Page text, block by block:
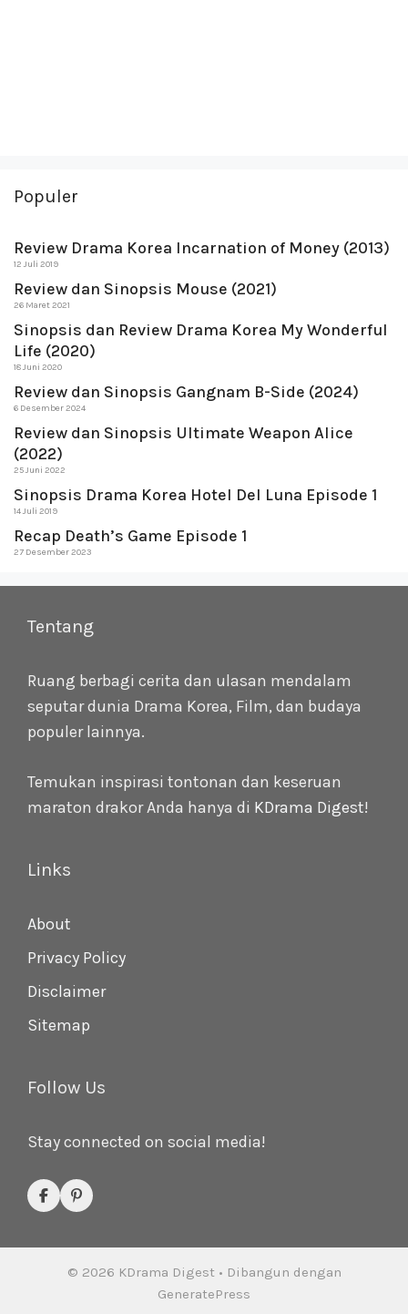
Populer
Review Drama Korea Incarnation of Money (2013)
12 Juli 2019
Review dan Sinopsis Mouse (2021)
26 Maret 2021
Sinopsis dan Review Drama Korea My Wonderful
Life (2020)
18 Juni 2020
Review dan Sinopsis Gangnam B-Side (2024)
6 Desember 2024
Review dan Sinopsis Ultimate Weapon Alice
(2022)
25 Juni 2022
Sinopsis Drama Korea Hotel Del Luna Episode 1
14 Juli 2019
Recap Death’s Game Episode 1
27 Desember 2023
Tentang
Ruang berbagi cerita dan ulasan mendalam
seputar dunia Drama Korea, Film, dan budaya
populer lainnya.
Temukan inspirasi tontonan dan keseruan
maraton drakor Anda hanya di KDrama Digest!
Links
About
Privacy Policy
Disclaimer
Sitemap
Follow Us
Stay connected on social media!
© 2026 KDrama Digest• Dibangun dengan
GeneratePress